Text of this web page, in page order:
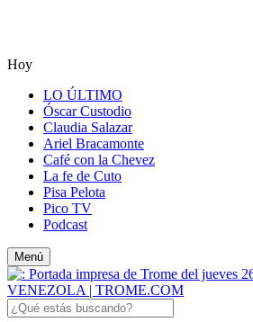
Hoy
LO ÚLTIMO
Óscar Custodio
Claudia Salazar
Ariel Bracamonte
Café con la Chevez
La fe de Cuto
Pisa Pelota
Pico TV
Podcast
Menú